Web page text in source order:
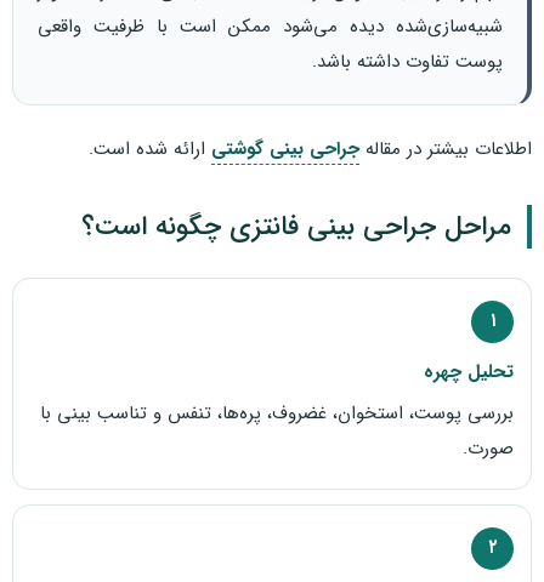
شبیه‌سازی‌شده دیده می‌شود ممکن است با ظرفیت واقعی
پوست تفاوت داشته باشد.
اطلاعات بیشتر در مقالهجراحی بینی گوشتی ارائه شده است.
مراحل جراحی بینی فانتزی چگونه است؟
۱
تحلیل چهره
بررسی پوست، استخوان، غضروف، پره‌ها، تنفس و تناسب بینی با
صورت.
۲